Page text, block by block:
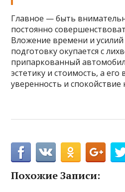
Главное — быть
постоянно
Вложение времени и усилий
подготовку окупается с
припаркованный
эстетику и стоимость, а его
уверенность и
Похожие Записи: